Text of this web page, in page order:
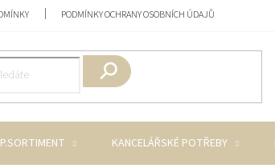
PODMÍNKY OCHRANY OSOBNÍCH ÚDAJŮ
KANCELÁŘSKÉ POTŘEBY